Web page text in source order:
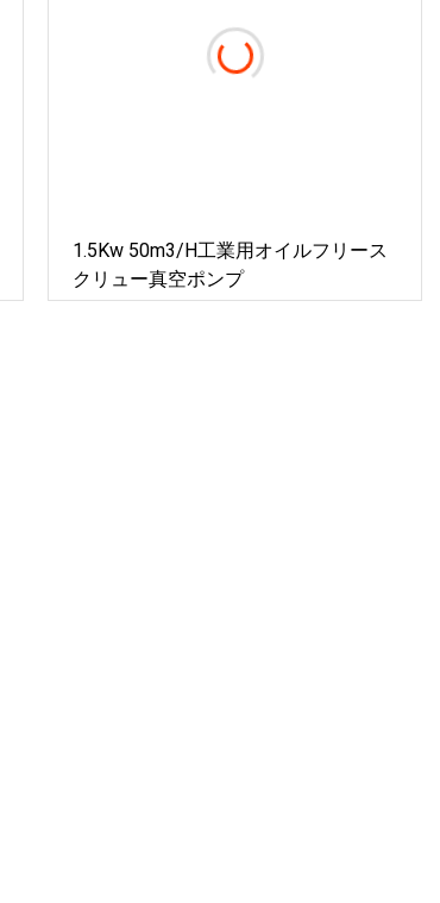
1.5Kw 50m3/h工業用オイルフリース
クリュー真空ポンプ